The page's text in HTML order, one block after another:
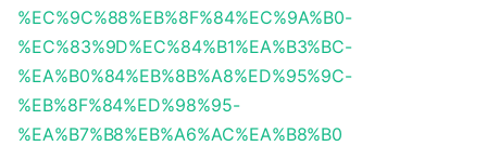
%EC%9C%88%EB%8F%84%EC%9A%B0-
%EC%83%9D%EC%84%B1%EA%B3%BC-
%EA%B0%84%EB%8B%A8%ED%95%9C-
%EB%8F%84%ED%98%95-
%EA%B7%B8%EB%A6%AC%EA%B8%B0